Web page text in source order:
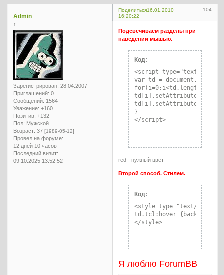
Поделиться 104
16.01.2010
16:20:22
Admin
↑
Зарегистрирован: 28.04.2007
Приглашений: 0
Сообщений: 1564
Уважение: +160
Позитив: +132
Пол: Мужской
Возраст: 37 [1989-05-12]
Провел на форуме:
12 дней 10 часов
Последний визит:
09.10.2025 13:52:52
Подсвечиваем разделы при
наведении мышью.
Код:
<script type="text/
var td =
for(i=0;i<td.length;i++){
}
</script>
red - нужный цвет
Второй способ. Стилем.
Код:
<style type="text/css">
td.tcl:hover
</style>
Я люблю ForumBB